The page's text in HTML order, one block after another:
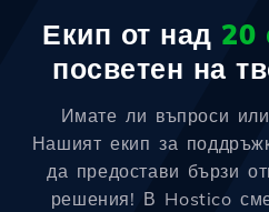
Екип от над 20
посветен на
Имате ли въпроси
Нашият екип за
да предостави бързи
решения! В Hostico